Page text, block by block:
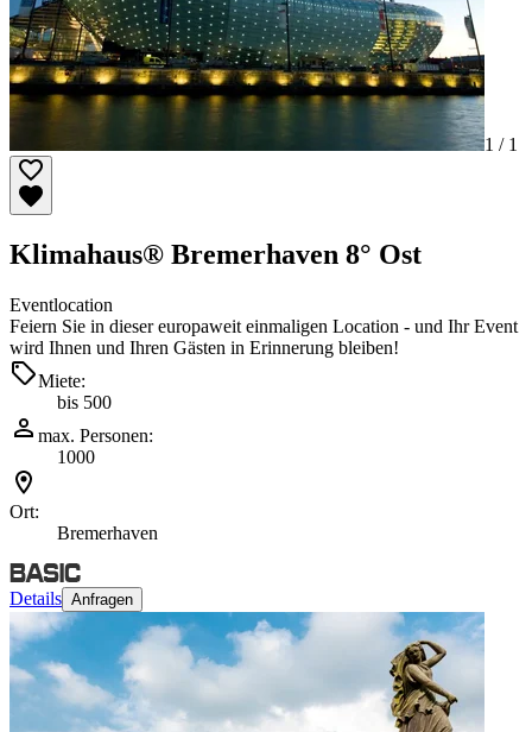
1 / 1
Klimahaus® Bremerhaven 8° Ost
Eventlocation
Feiern Sie in dieser europaweit einmaligen Location - und Ihr Event
wird Ihnen und Ihren Gästen in Erinnerung bleiben!
Miete:
bis 500
max. Personen:
1000
Ort:
Bremerhaven
Details Anfragen